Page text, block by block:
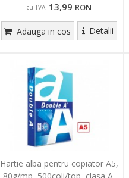
cu TVA: 13,99 RON
Adauga in cos Detalii
Hartie alba pentru copiator A5,